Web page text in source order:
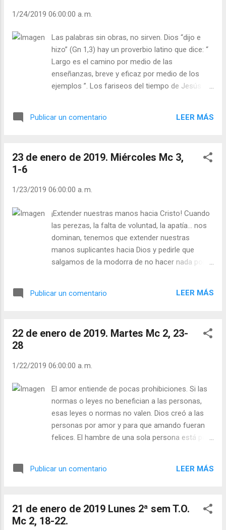
cárcel a todos los que no tenían sombrero y
sombrero. Pero Cristo y la Iglesia ofrecen a
todos el sombrero de la gracia sin exclusión.
Julián Escobar. | Lecturas del Día (+ Leer ). |
Evangelio y Meditación (+ Leer ) | | Santo del
día (+ Leer ) | Laudes (+ Leer ) | Vísperas (+
1/24/2019 06:00:00 a. m.
Las palabras sin obras, no sirven. Dios “dijo e
hizo” (Gn 1,3) hay un proverbio latino que dice: “
Largo es el camino por medio de las
enseñanzas, breve y eficaz por medio de los
ejemplos ”. Los fariseos del tiempo de Jesús y
ellos no hacen nada. Jesús quiere que sus
¡Qué hablen más las obras que las palabras!
un hambriento. Julián Escobar. | Lecturas del Día
Santo del día (+ Leer ) | Laudes (+ Leer ) |
Vísperas (+ Leer ) |
Publicar un comentario LEER MÁS
23 de enero de 2019. Miércoles Mc 3,
1-6
1/23/2019 06:00:00 a. m.
¡Extender nuestras manos hacia Cristo! Cuando
las perezas, la falta de voluntad, la apatía… nos
dominan, tenemos que extender nuestras
manos suplicantes hacia Dios y pedirle que
salgamos de la modorra de no hacer nada por
quiera por el amor que siente por una mujer, es
una mujer que no ama, dueña de la casa en la
hagamos lo mejor posible Cuando sintamos
Cristo. Julián Escobar. | Lecturas del Día (+ Leer
). | Evangelio y Meditación (+ Leer ) | | Santo del
día (+ Leer ) | Laudes (+ Leer ) | Vísperas (+ Leer
) |
Publicar un comentario LEER MÁS
22 de enero de 2019. Martes Mc 2, 23-
28
1/22/2019 06:00:00 a. m.
El amor entiende de pocas prohibiciones. Si las
normas o leyes no benefician a las personas,
esas leyes o normas no valen. Dios creó a las
personas por amor y para que amando fueran
felices. El hambre de una sola persona está por
distinta es que un músico tenga que conocer y
que lo que construya no se derrumbe. En estos
casos, seguir las leyes está colaborando con
Publicar un comentario LEER MÁS
21 de enero de 2019 Lunes 2ª sem T.O.
Mc 2, 18-22.